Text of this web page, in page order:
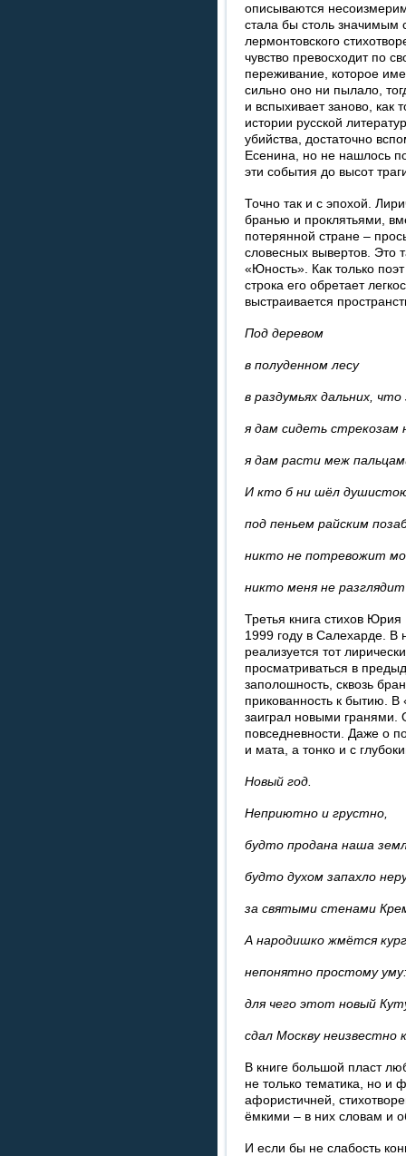
описываются
стала бы столь значимым
лермонтовского
чувство превосходит по
переживание, которое
сильно оно ни пылало,
и вспыхивает заново, как
истории русской
убийства, достаточно
Есенина, но не нашлось
эти события до высот
Точно так и с эпохой.
бранью и проклятьями,
потерянной стране –
словесных вывертов. Это
«Юность». Как только
строка его обретает
выстраивается
Под деревом
в полуденном лесу
в раздумьях дальних, что
я дам сидеть стрекозам
я дам расти меж
И кто б ни шёл
под пеньем райским
никто не потревожит
никто меня не
Третья книга стихов
1999 году в Салехарде. В
реализуется тот
просматриваться в
заполошность, сквозь
прикованность к бытию.
заиграл новыми гранями.
повседневности. Даже о
и мата, а тонко и с
Новый год.
Неприютно и грустно,
будто продана наша
будто духом запахло
за святыми стенами
А народишко жмётся
непонятно простому уму:
для чего этот новый
сдал Москву неизвестно
В книге большой пласт
не только тематика, но и
афористичней,
ёмкими – в них словам и
И если бы не слабость